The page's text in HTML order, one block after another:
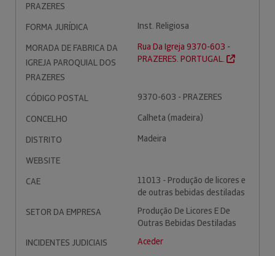
PRAZERES
FORMA JURÍDICA
Inst. Religiosa
MORADA DE FABRICA DA
IGREJA PAROQUIAL DOS
PRAZERES
Rua Da Igreja 9370-603 -
PRAZERES. PORTUGAL.
CÓDIGO POSTAL
9370-603 - PRAZERES
CONCELHO
Calheta (madeira)
DISTRITO
Madeira
WEBSITE
CAE
11013 - Produção de licores e
de outras bebidas destiladas
SETOR DA EMPRESA
Produção De Licores E De
Outras Bebidas Destiladas
INCIDENTES JUDICIAIS
Aceder